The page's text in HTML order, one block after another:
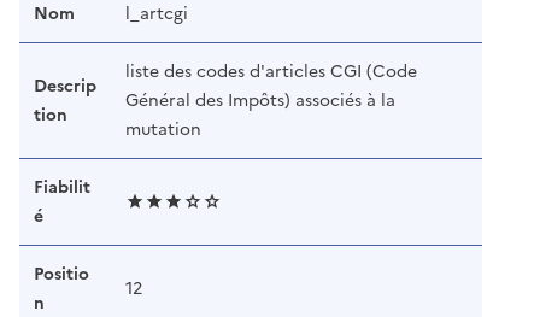
Nom l_artcgi
Descrip
tion
liste des codes d'articles CGI (Code
Général des Impôts) associés à la
mutation
Fiabilit
é
Positio
n
12